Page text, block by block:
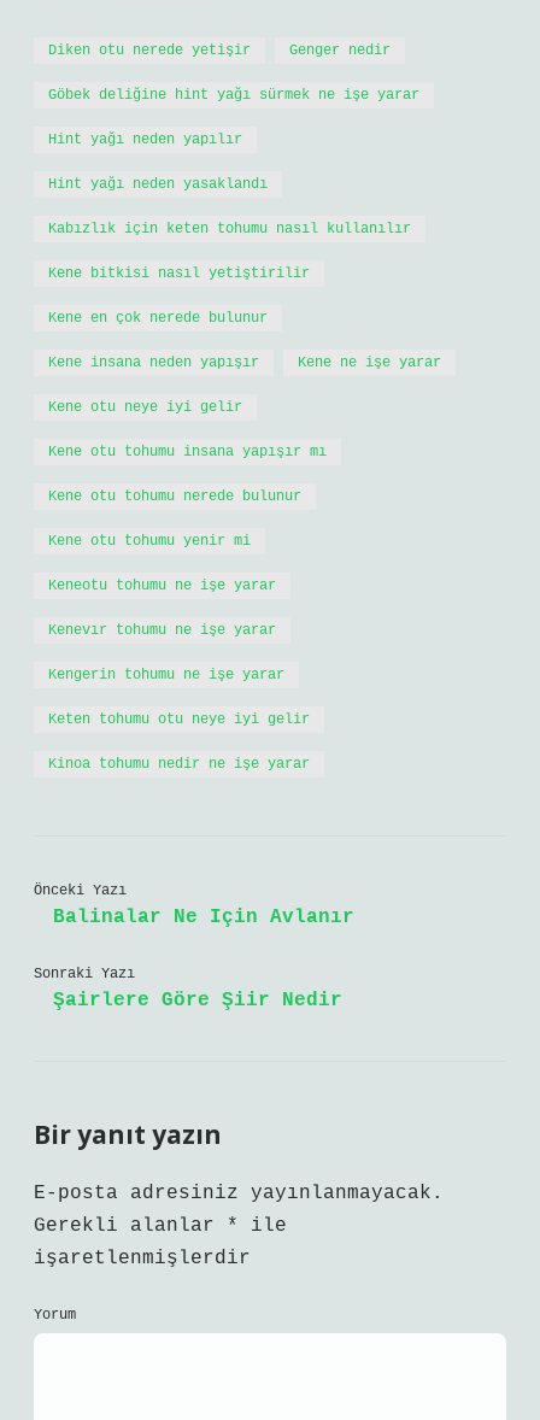
Diken otu nerede yetişir Genger nedir
Göbek deliğine hint yağı sürmek ne işe yarar
Hint yağı neden yapılır
Hint yağı neden yasaklandı
Kabızlık için keten tohumu nasıl kullanılır
Kene bitkisi nasıl yetiştirilir
Kene en çok nerede bulunur
Kene insana neden yapışır Kene ne işe yarar
Kene otu neye iyi gelir
Kene otu tohumu insana yapışır mı
Kene otu tohumu nerede bulunur
Kene otu tohumu yenir mi
Keneotu tohumu ne işe yarar
Kenevır tohumu ne işe yarar
Kengerin tohumu ne işe yarar
Keten tohumu otu neye iyi gelir
Kinoa tohumu nedir ne işe yarar
Önceki Yazı
Balinalar Ne Için Avlanır
Sonraki Yazı
Şairlere Göre Şiir Nedir
Bir yanıt yazın
E-posta adresiniz yayınlanmayacak.
Gerekli alanlar
*
ile
işaretlenmişlerdir
Yorum